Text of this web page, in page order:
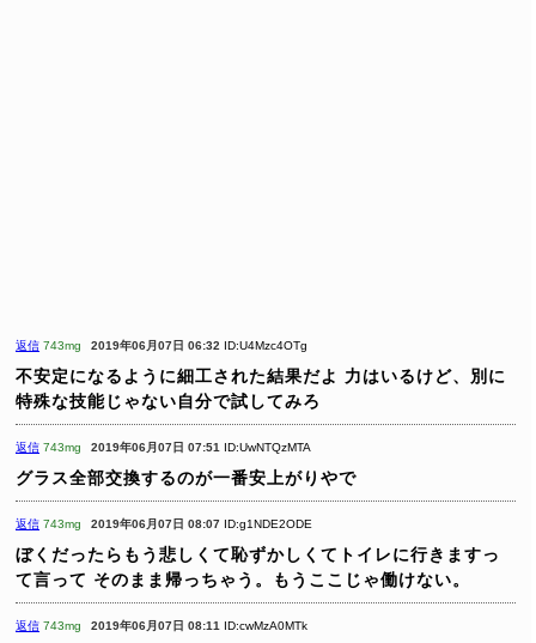
返信 743mg 2019年06月07日 06:32 ID:U4Mzc4OTg
不安定になるように細工された結果だよ 力はいるけど、別に
特殊な技能じゃない自分で試してみろ
返信 743mg 2019年06月07日 07:51 ID:UwNTQzMTA
グラス全部交換するのが一番安上がりやで
返信 743mg 2019年06月07日 08:07 ID:g1NDE2ODE
ぼくだったらもう悲しくて恥ずかしくてトイレに行きますっ
て言って そのまま帰っちゃう。もうここじゃ働けない。
返信 743mg 2019年06月07日 08:11 ID:cwMzA0MTk